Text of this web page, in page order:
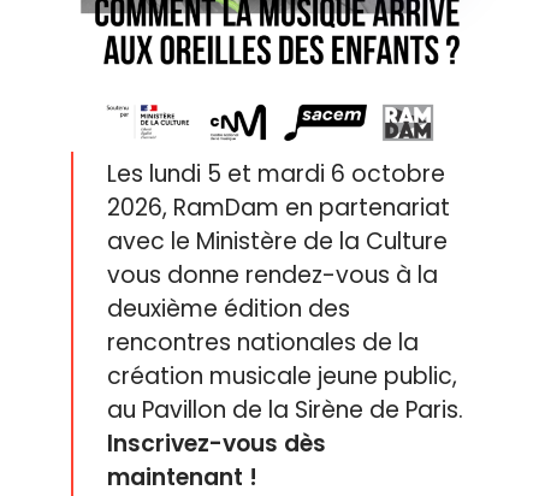
Les lundi 5 et mardi 6 octobre
2026, RamDam en partenariat
avec le Ministère de la Culture
vous donne rendez-vous à la
deuxième édition des
rencontres nationales de la
création musicale jeune public,
au Pavillon de la Sirène de Paris.
Inscrivez-vous dès
maintenant !